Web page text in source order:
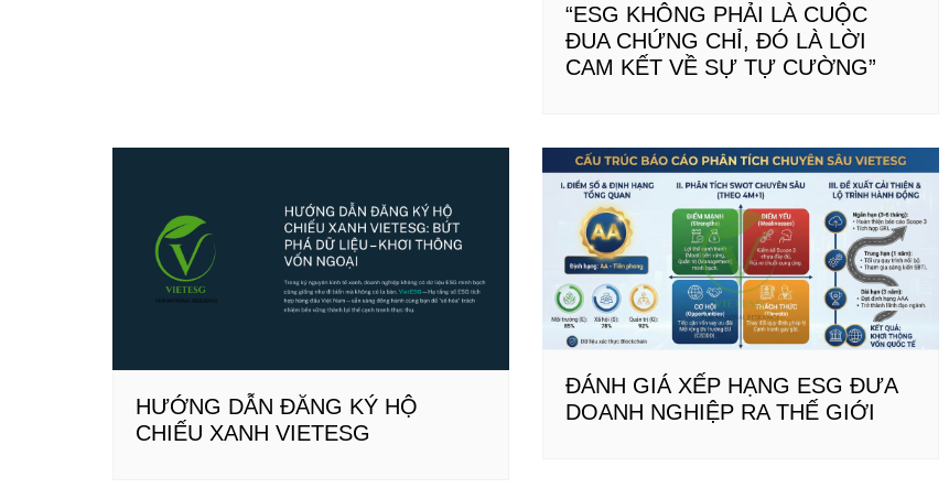
“ESG KHÔNG PHẢI LÀ CUỘC
ĐUA CHỨNG CHỈ, ĐÓ LÀ LỜI
CAM KẾT VỀ SỰ TỰ CƯỜNG”
HƯỚNG DẪN ĐĂNG KÝ HỘ
CHIẾU XANH VIETESG
ĐÁNH GIÁ XẾP HẠNG ESG ĐƯA
DOANH NGHIỆP RA THẾ GIỚI